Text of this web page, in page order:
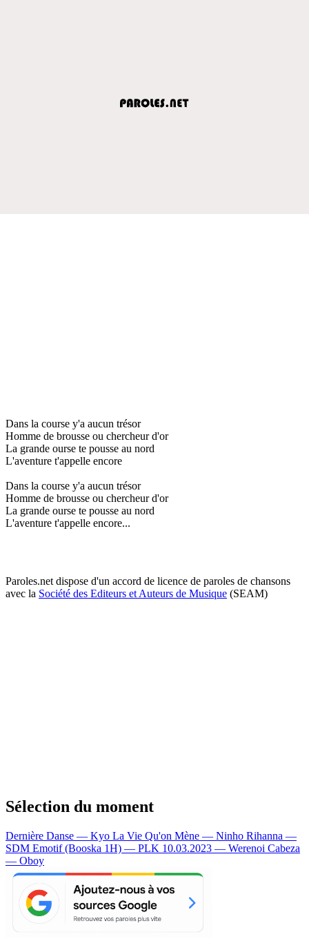
Dans la course y'a aucun trésor
Homme de brousse ou chercheur d'or
La grande ourse te pousse au nord
L'aventure t'appelle encore
Dans la course y'a aucun trésor
Homme de brousse ou chercheur d'or
La grande ourse te pousse au nord
L'aventure t'appelle encore...
Paroles.net dispose d'un accord de licence de paroles de chansons
avec la Société des Editeurs et Auteurs de Musique (SEAM)
Sélection du moment
Dernière Danse — Kyo La Vie Qu'on Mène — Ninho Rihanna —
SDM Emotif (Booska 1H) — PLK 10.03.2023 — Werenoi Cabeza
— Oboy